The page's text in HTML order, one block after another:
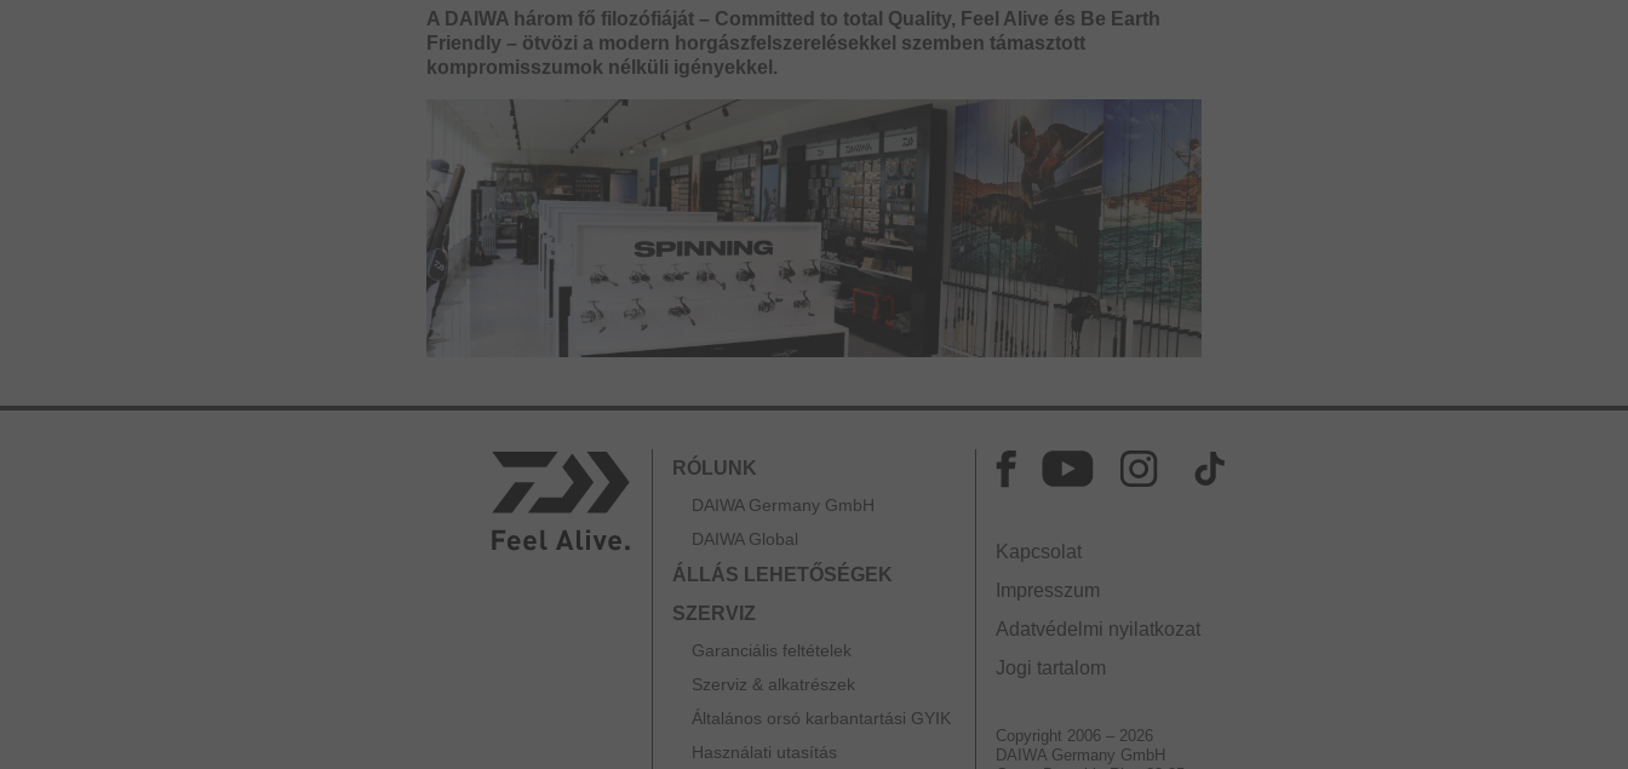
A DAIWA három fő filozófiáját – Committed to total Quality, Feel Alive és Be Earth
Friendly – ötvözi a modern horgászfelszerelésekkel szemben támasztott
kompromisszumok nélküli igényekkel.
RÓLUNK
DAIWA Germany GmbH
DAIWA Global
ÁLLÁS LEHETŐSÉGEK
SZERVIZ
Garanciális feltételek
Szerviz & alkatrészek
Általános orsó karbantartási GYIK
Használati utasítás
Kapcsolat
Impresszum
Adatvédelmi nyilatkozat
Jogi tartalom
Copyright 2006 – 2026
DAIWA Germany GmbH